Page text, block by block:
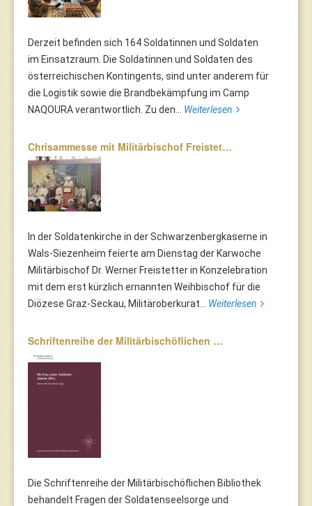
Derzeit befinden sich 164 Soldatinnen und Soldaten
im Einsatzraum. Die Soldatinnen und Soldaten des
österreichischen Kontingents, sind unter anderem für
die Logistik sowie die Brandbekämpfung im Camp
NAQOURA verantwortlich. Zu den... Weiterlesen
Chrisammesse mit Militärbischof Freistet…
In der Soldatenkirche in der Schwarzenbergkaserne in
Wals-Siezenheim feierte am Dienstag der Karwoche
Militärbischof Dr. Werner Freistetter in Konzelebration
mit dem erst kürzlich ernannten Weihbischof für die
Diözese Graz-Seckau, Militäroberkurat... Weiterlesen
Schriftenreihe der Militärbischöflichen …
Die Schriftenreihe der Militärbischöflichen Bibliothek
behandelt Fragen der Soldatenseelsorge und